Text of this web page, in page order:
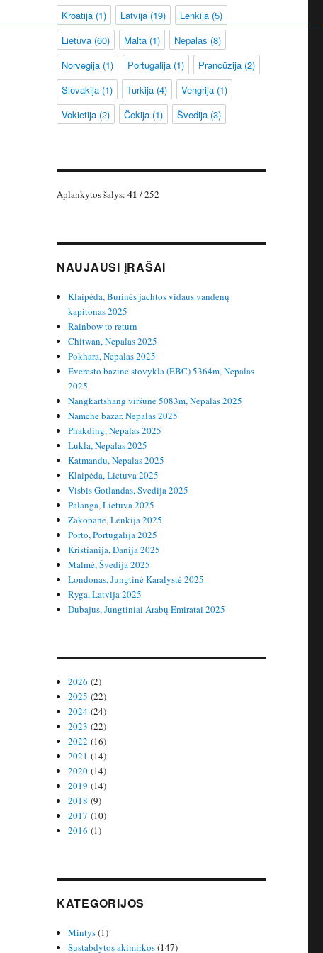
Kroatija(1) Latvija(19) Lenkija(5)
Lietuva(60) Malta(1) Nepalas (8)
Norvegija(1) Portugalija(1) Prancūzija(2)
Slovakija(1) Turkija(4) Vengrija(1)
Vokietija(2) Čekija(1) Švedija(3)
Aplankytos šalys: 41 / 252
NAUJAUSI ĮRAŠAI
Klaipėda, Burinės jachtos vidaus vandenų
kapitonas 2025
Rainbow to return
Chitwan, Nepalas 2025
Pokhara, Nepalas 2025
Everesto bazinė stovykla (EBC) 5364m, Nepalas
2025
Nangkartshang viršūnė 5083m, Nepalas 2025
Namche bazar, Nepalas 2025
Phakding, Nepalas 2025
Lukla, Nepalas 2025
Katmandu, Nepalas 2025
Klaipėda, Lietuva 2025
Visbis Gotlandas, Švedija 2025
Palanga, Lietuva 2025
Zakopanė, Lenkija 2025
Porto, Portugalija 2025
Kristianija, Danija 2025
Malmė, Švedija 2025
Londonas, Jungtinė Karalystė 2025
Ryga, Latvija 2025
Dubajus, Jungtiniai Arabų Emiratai 2025
2026 (2)
2025 (22)
2024 (24)
2023 (22)
2022 (16)
2021 (14)
2020 (14)
2019 (14)
2018 (9)
2017 (10)
2016 (1)
KATEGORIJOS
Mintys(1)
Sustabdytos akimirkos(147)